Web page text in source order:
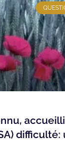
difficulté: